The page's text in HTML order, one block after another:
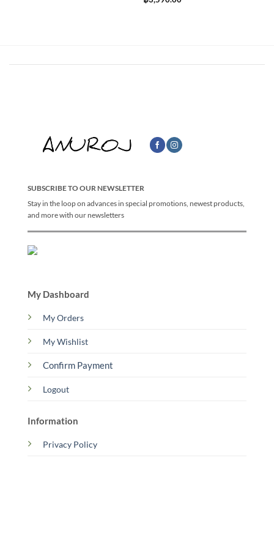
SUBSCRIBE TO OUR NEWSLETTER
Stay in the loop on advances in special promotions, newest products,
and more with our newsletters
My Dashboard
My Orders
My Wishlist
Confirm Payment
Logout
Information
Privacy Policy